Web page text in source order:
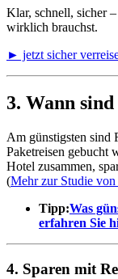
Klar, schnell, sicher
wirklich brauchst.
► jetzt sicher
3. Wann
Am günstigsten sind
Paketreisen gebucht
Hotel zusammen,
(Mehr zur Studie
Tipp:Was
erfahren Sie
4. Sparen mit